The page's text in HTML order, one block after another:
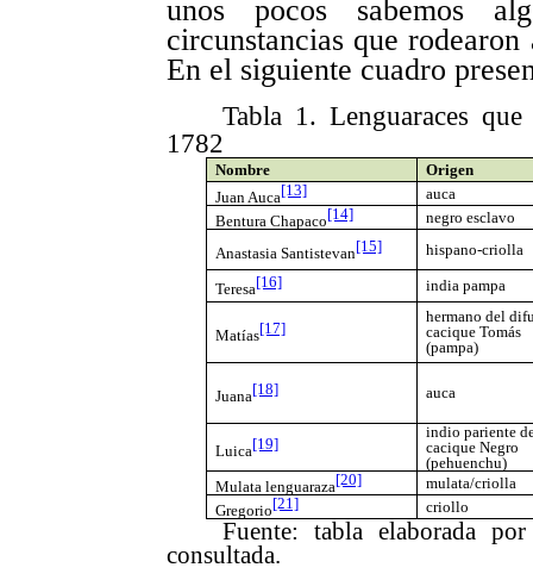
unos pocos sabemos
circunstancias que
En el siguiente cuadro
Tabla 1. Lenguaraces
1782
Nombre
Origen
Juan Auca[13] auca
Bentura Chapaco[14] negro esclavo
Anastasia Santistevan[15] hispano-criolla
Teresa[16] indiapampa
Matías[17]
hermano del
cacique Tomás
(pampa)
Juana[18] auca
Luica[19]
indio pariente
cacique Negro
(pehuenchu)
Mulata lenguaraza[20] mulata/criolla
Gregorio[21] criollo
Fuente: tablaelaborada
consultada.